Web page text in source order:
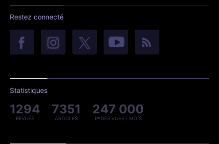
Restez connecté
Statistiques
1294
REVUES
7351
ARTICLES
247 000
PAGES VUES / MOIS